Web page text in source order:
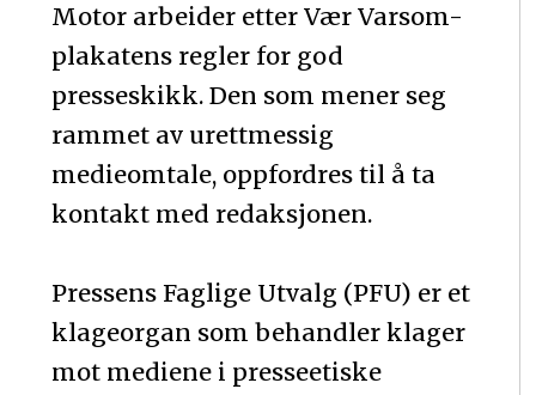
Motor arbeider etter Vær Varsom-
plakatens regler for god
presseskikk. Den som mener seg
rammet av urettmessig
medieomtale, oppfordres til å ta
kontakt med redaksjonen.
Pressens Faglige Utvalg (PFU) er et
klageorgan som behandler klager
mot mediene i presseetiske